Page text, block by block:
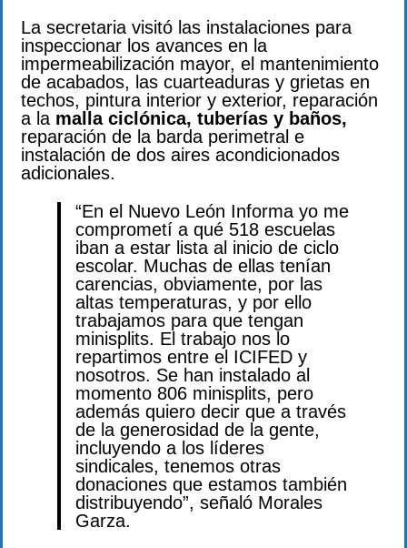
La secretaria visitó las instalaciones para
inspeccionar los avances en la
impermeabilización mayor, el mantenimiento
de acabados, las cuarteaduras y grietas en
techos, pintura interior y exterior, reparación
a la malla ciclónica, tuberías y baños,
reparación de la barda perimetral e
instalación de dos aires acondicionados
adicionales.
“En el Nuevo León Informa yo me
comprometí a qué 518 escuelas
iban a estar lista al inicio de ciclo
escolar. Muchas de ellas tenían
carencias, obviamente, por las
altas temperaturas, y por ello
trabajamos para que tengan
minisplits. El trabajo nos lo
repartimos entre el ICIFED y
nosotros. Se han instalado al
momento 806 minisplits, pero
además quiero decir que a través
de la generosidad de la gente,
incluyendo a los líderes
sindicales, tenemos otras
donaciones que estamos también
distribuyendo”, señaló Morales
Garza.